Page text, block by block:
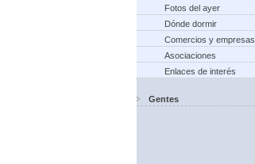
Fotos del ayer
Dónde dormir
Comercios y empresas
Asociaciones
Enlaces de interés
Gentes